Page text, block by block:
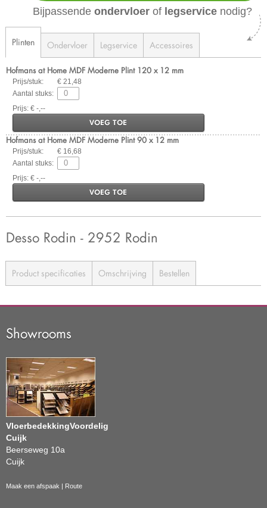
Bijpassende ondervloer of legservice nodig?
Plinten Ondervloer Legservice Accessoires
Hofmans at Home MDF Moderne Plint 120 x 12 mm
Prijs/stuk:
€ 21,48
Aantal stuks:
Prijs: € -,--
VOEG TOE
Hofmans at Home MDF Moderne Plint 90 x 12 mm
Prijs/stuk:
€ 16,68
Aantal stuks:
Prijs: € -,--
VOEG TOE
Desso Rodin - 2952 Rodin
Product specificaties Omschrijving Bestellen
Showrooms
VloerbedekkingVoordelig
Cuijk
Beerseweg 10a
Cuijk
Maak een afspaak | Route